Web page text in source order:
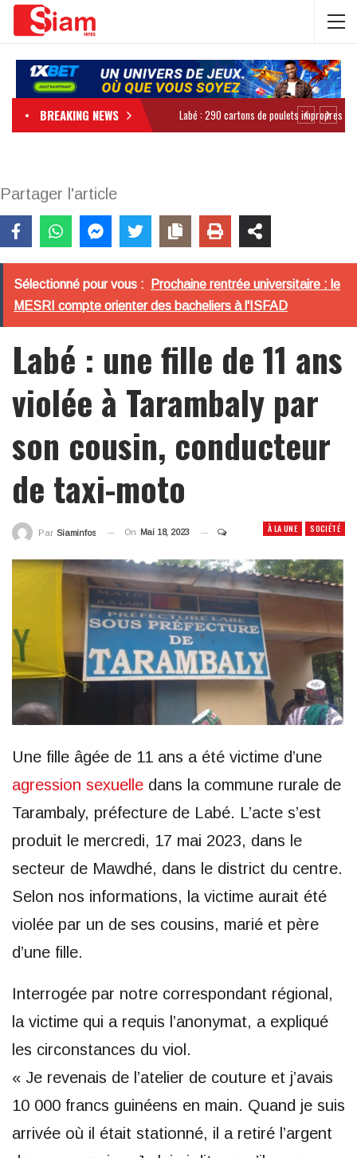
BREAKING NEWS
Partager l'article
Sélectionné pour vous :
Prochaine rentrée universitaire : le
MESRI compte orienter des bacheliers à l'ISFAD
Labé : une fille de 11 ans
violée à Tarambaly par
son cousin, conducteur
de taxi-moto
À LA UNE SOCIÉTÉ
Par Siaminfos On Mai 18, 2023
Une fille âgée de 11 ans a été victime d’une
agression sexuelle dans la commune rurale de
Tarambaly, préfecture de Labé. L’acte s’est
produit le mercredi, 17 mai 2023, dans le
secteur de Mawdhé, dans le district du centre.
Selon nos informations, la victime aurait été
violée par un de ses cousins, marié et père
d’une fille.
Interrogée par notre correspondant régional,
la victime qui a requis l’anonymat, a expliqué
les circonstances du viol.
« Je revenais de l’atelier de couture et j’avais
10 000 francs guinéens en main. Quand je suis
arrivée où il était stationné, il a retiré l’argent